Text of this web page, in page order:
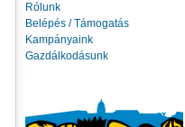
Rólunk
Belépés / Támogatás
Kampányaink
Gazdálkodásunk